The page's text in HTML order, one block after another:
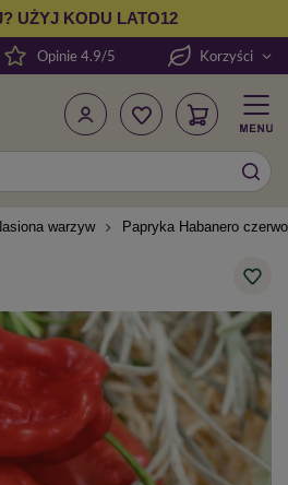
UŻYJ KODU LATO12
Opinie 4.9/5 Korzyści
warzyw Papryka Habanero